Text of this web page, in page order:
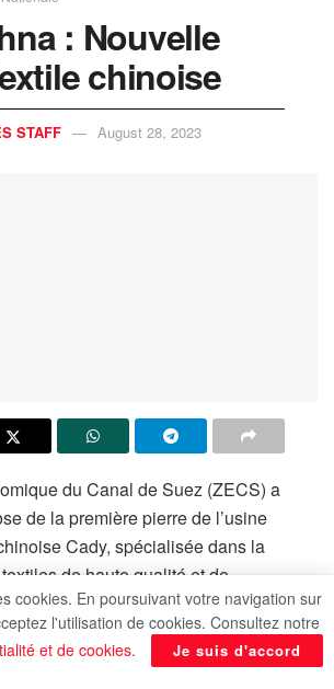
: Nouvelle
chinoise
STAFF August 28, 2023
du Canal de Suez (ZECS) a
de la première pierre de l’usine
Cady, spécialisée dans la
de haute qualité et de
de l’environnement, dans
d’agrandissement de 6 km du
chinois “TEDA-Egypt”,
cookies. En poursuivant votre navigation sur
l'utilisation de cookies. Consultez notre
et de cookies. Je suis d'accord